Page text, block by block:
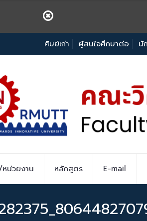
ศิษย์เก่า ผู้สนใจศึกษาต่อ นั
น่วยงาน หลักสูตร E-mail